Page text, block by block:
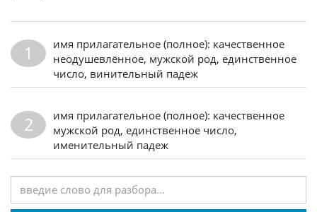
1
имя прилагательное (полное): качественное
неодушевлённое, мужской род, единственное
число, винительный падеж
2
имя прилагательное (полное): качественное
мужской род, единственное число,
именительный падеж